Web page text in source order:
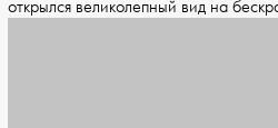
открылся великолепный вид на